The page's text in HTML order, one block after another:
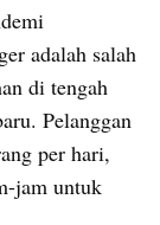
adalah salah
di tengah
Pelanggan
per hari,
jam untuk